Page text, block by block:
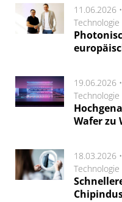
11.06.2026 •
Technologie
19.06.2026 •
Technologie
Wafer zu
18.03.2026 •
Technologie